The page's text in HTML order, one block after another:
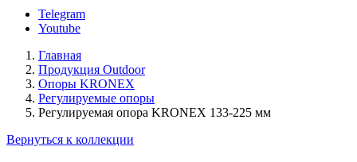
Telegram
Youtube
Главная
Продукция Outdoor
Опоры KRONEX
Регулируемые опоры
Регулируемая опора KRONEX 133-225 мм
Вернуться к коллекции